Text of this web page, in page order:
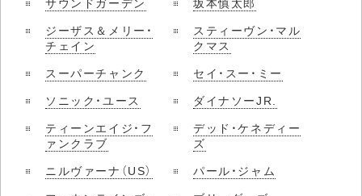
ジーザス＆メリー・
チェイン
スティーヴン・マル
クマス
スーパーチャンク
セイ・スー・ミー
ソニック・ユース
ダイナソーJR.
ティーンエイジ・フ
ァンクラブ
デッド・ケネディー
ズ
ニルヴァーナ（US）
パール・ジャム